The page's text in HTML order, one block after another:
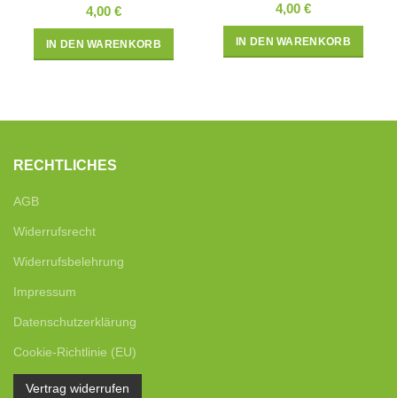
4,00 €
IN DEN WARENKORB
4,00 €
IN DEN WARENKORB
RECHTLICHES
AGB
Widerrufsrecht
Widerrufsbelehrung
Impressum
Datenschutzerklärung
Cookie-Richtlinie (EU)
Vertrag widerrufen